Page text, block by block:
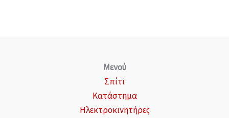
Μενού
Σπίτι
Κατάστημα
Ηλεκτροκινητήρες